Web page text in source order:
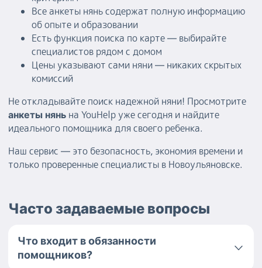
Все анкеты нянь содержат полную информацию
об опыте и образовании
Есть функция поиска по карте — выбирайте
специалистов рядом с домом
Цены указывают сами няни — никаких скрытых
комиссий
Не откладывайте поиск надежной няни! Просмотрите
анкеты нянь на YouHelp уже сегодня и найдите
идеального помощника для своего ребенка.
Наш сервис — это безопасность, экономия времени и
только проверенные специалисты в Новоульяновске.
Часто задаваемые вопросы
Что входит в обязанности
помощников?